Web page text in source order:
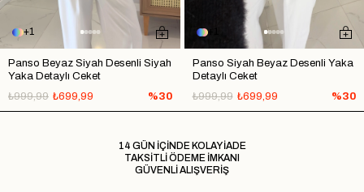
1
Panso Beyaz Siyah Desenli Siyah
Yaka Detaylı Ceket
₺699,99
₺999,99 %30
Panso Siyah Beyaz Desenli Yaka
Detaylı Ceket
₺699,99
₺999,99 %30
14 GÜN İÇİNDE KOLAY İADE
TAKSİTLİ ÖDEME İMKANI
GÜVENLİ ALIŞVERİŞ